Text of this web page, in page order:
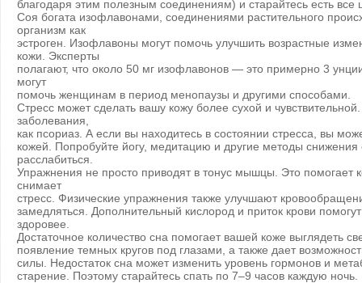
благодаря этим полезным соединениям) и старайтесь есть все
Соя богата изофлавонами, соединениями растительного
организм как
эстроген. Изофлавоны могут помочь улучшить возрастные
кожи. Эксперты
полагают, что около 50 мг изофлавонов — это примерно 3
могут
помочь женщинам в период менопаузы и другими способами.
Стресс может сделать вашу кожу более сухой и
заболевания,
как псориаз. А если вы находитесь в состоянии стресса, вы
кожей. Попробуйте йогу, медитацию и другие методы снижения
расслабиться.
Упражнения не просто приводят в тонус мышцы. Это помогает
снимает
стресс. Физические упражнения также улучшают
замедляться. Дополнительный кислород и приток крови
здоровее.
Достаточное количество сна помогает вашей коже выглядеть
появление темных кругов под глазами, а также дает
силы. Недостаток сна может изменить уровень гормонов и
старение. Поэтому старайтесь спать по 7–9 часов каждую ночь.